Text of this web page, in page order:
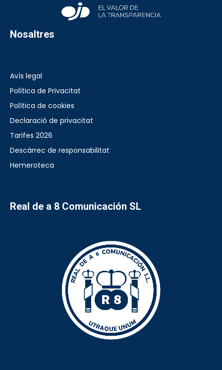
Nosaltres
Avís legal
Política de Privacitat
Política de cookies
Declaració de privacitat
Tarifes 2026
Descàrrec de responsabilitat
Hemeroteca
Real de a 8 Comunicación SL